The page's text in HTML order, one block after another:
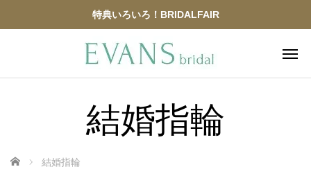
特典いろいろ！BRIDALFAIR
結婚指輪
ホーム 結婚指輪